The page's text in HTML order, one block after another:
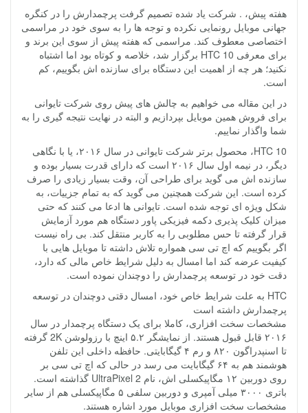
هفته پیش، . شرکت یاد شده تصمیم گرفت پرچمدارش را در کنگره
جهانی موبایل رونمایی نکرده و توجه ها را به سوی خود در مراسمی
اختصاصی معطوف کند. مراسمی که هفته پیش از سوی این برند و
برای معرفی HTC 10 برگزار شد، خلاصه و کوتاه بود اما اشتباه
نکنید؛ هر چه از اهمیت این دستگاه برای سازنده اش بگوییم، کم
است.
در این مقاله می خواهیم به چالش های پیش روی شرکت تایوانی
برای فروش همین موبایل بپردازیم و البته در نهایت نتیجه گیری را به
شما واگذار نماییم.
HTC 10، محصول برتر شرکت تایوانی در سال ۲۰۱۶، یا با نگاهی
دیگر، در نیمه اول سال ۲۰۱۶ است که دارای قدرت بسیار بوده و
سازنده اش می گوید برای طراحی آن، وقت بسیار زیادی را صرف
کرده است. این شرکت همچنین می گوید که به تمام جزییات، به
شکل ویژه ای توجه شده است. تایوانی ها ادعا می کنند که حتی
میزان کلیک پذیری دکمه فیزیکی پاور دستگاه هم مورد آزمایش
قرار گرفته تا حس مطلوبی را به کاربر منتقل کند. بی راه نیست
اگر بگوییم که اچ تی سی همواره تلاش داشته تا موبایل هایی با
کیفیت عرضه کند اما امسال به دلیل شرایط خاص مالی که دارد،
دقت خود در توسعه پرچمدارش را دوچندان نموده است.
HTC به علت شرایط خاص خود، امسال دقتی دوچندان در توسعه
پرچمدارش داشته است
مشخصات سخت افزاری، کاملا برای یک دستگاه پرچمدار در سال
۲۰۱۶ قابل قبول هستند. از نمایشگر ۵.۲ اینچ با رزولوشن 2K گرفته
تا اسنپدراگون ۸۲۰ و رم ۴ گیگابایتی. حافظه داخلی این تلفن
هوشمند هم به ۶۴ گیگابایت می رسد در حالی که اچ تی سی بر
روی دوربین ۱۲ مگاپیکسلی اش، نام UltraPixel 2 گذاشته است.
باتری ۳۰۰۰ میلی آمپری و دوربین سلفی ۵ مگاپیکسلی هم از سایر
مشخصات سخت افزاری موبایل مورد اشاره هستند.